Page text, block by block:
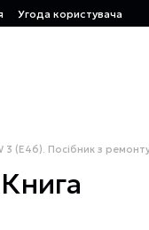
Угода користувача
3 (E46). Посібник з